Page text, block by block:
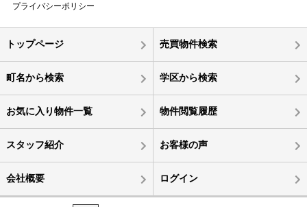
プライバシーポリシー
トップページ 売買物件検索
町名から検索 学区から検索
お気に入り物件一覧 物件閲覧履歴
スタッフ紹介 お客様の声
会社概要 ログイン